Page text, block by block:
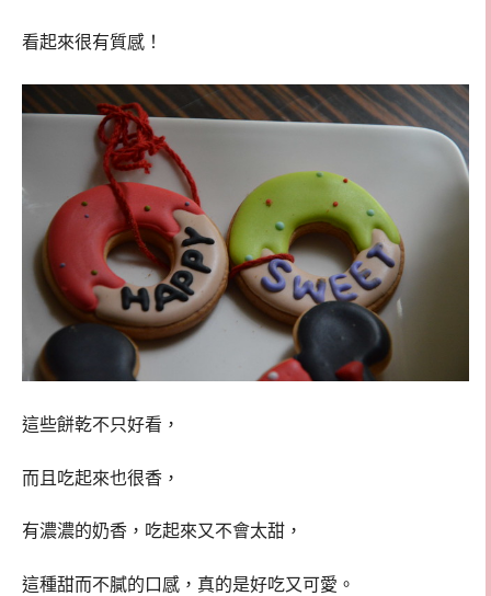
看起來很有質感！
這些餅乾不只好看，
而且吃起來也很香，
有濃濃的奶香，吃起來又不會太甜，
這種甜而不膩的口感，真的是好吃又可愛。